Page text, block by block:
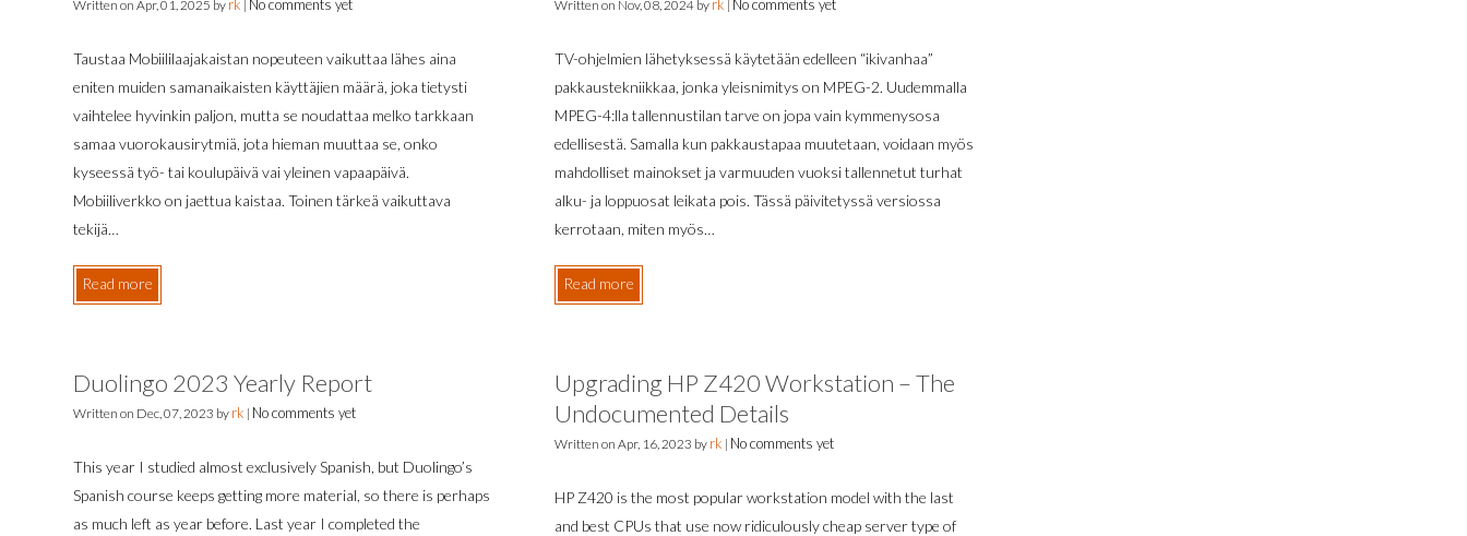
Written on Apr, 01, 2025 by rk | No comments yet
Taustaa Mobiililaajakaistan nopeuteen vaikuttaa lähes aina
eniten muiden samanaikaisten käyttäjien määrä, joka tietysti
vaihtelee hyvinkin paljon, mutta se noudattaa melko tarkkaan
samaa vuorokausirytmiä, jota hieman muuttaa se, onko
kyseessä työ- tai koulupäivä vai yleinen vapaapäivä.
Mobiiliverkko on jaettua kaistaa. Toinen tärkeä vaikuttava
tekijä…
Read more
Written on Nov, 08, 2024 by rk | No comments yet
TV-ohjelmien lähetyksessä käytetään edelleen “ikivanhaa”
pakkaustekniikkaa, jonka yleisnimitys on MPEG-2. Uudemmalla
MPEG-4:lla tallennustilan tarve on jopa vain kymmenysosa
edellisestä. Samalla kun pakkaustapaa muutetaan, voidaan myös
mahdolliset mainokset ja varmuuden vuoksi tallennetut turhat
alku- ja loppuosat leikata pois. Tässä päivitetyssä versiossa
kerrotaan, miten myös…
Read more
Duolingo 2023 Yearly Report
Written on Dec, 07, 2023 by rk | No comments yet
This year I studied almost exclusively Spanish, but Duolingo’s
Spanish course keeps getting more material, so there is perhaps
as much left as year before. Last year I completed the
Upgrading HP Z420 Workstation – The
Undocumented Details
Written on Apr, 16, 2023 by rk | No comments yet
HP Z420 is the most popular workstation model with the last
and best CPUs that use now ridiculously cheap server type of